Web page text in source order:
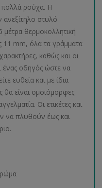
ρούχα. Η
ανεξίτηλο στυλό
θερμοκολλητική
11 mm, όλα τα γράμματα
καθώς και οι
ένας οδηγός ώστε να
ευθεία και με ίδια
θα είναι ομοιόμορφες
Οι ετικέτες και
να πλυθούν έως και